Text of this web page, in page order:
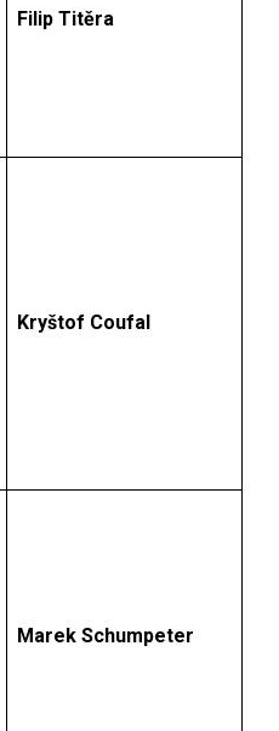
Filip Titěra
Kryštof Coufal
Marek Schumpeter